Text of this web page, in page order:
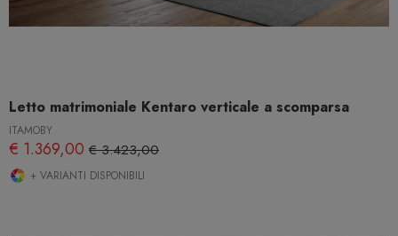
Letto matrimoniale Kentaro verticale a scomparsa
ITAMOBY
€ 1.369,00 € 3.423,00
+ VARIANTI DISPONIBILI